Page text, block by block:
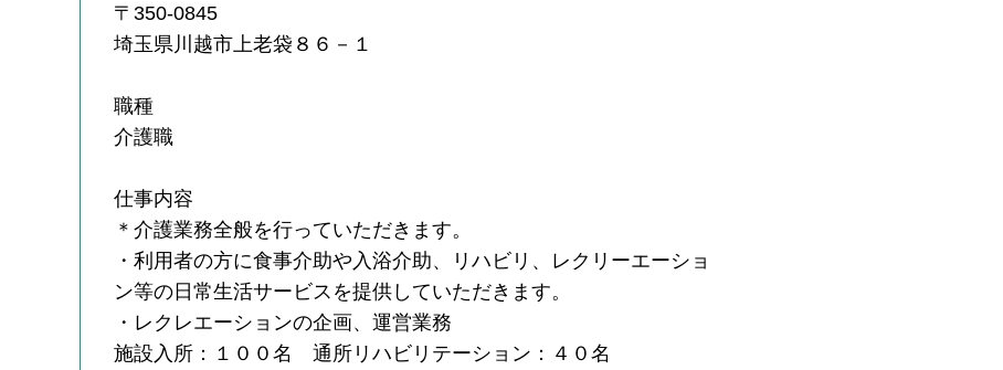
〒350-0845
埼玉県川越市上老袋８６－１
職種
介護職
仕事内容
＊介護業務全般を行っていただきます。
・利用者の方に食事介助や入浴介助、リハビリ、レクリーエーショ
ン等の日常生活サービスを提供していただきます。
・レクレエーションの企画、運営業務
施設入所：１００名 通所リハビリテーション：４０名